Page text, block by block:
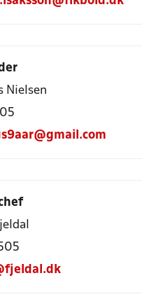
Nielsen